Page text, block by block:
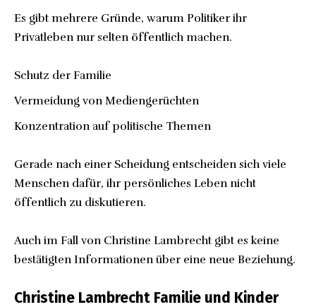
Es gibt mehrere Gründe, warum Politiker ihr
Privatleben nur selten öffentlich machen.
Schutz der Familie
Vermeidung von Mediengerüchten
Konzentration auf politische Themen
Gerade nach einer Scheidung entscheiden sich viele
Menschen dafür, ihr persönliches Leben nicht
öffentlich zu diskutieren.
Auch im Fall von Christine Lambrecht gibt es keine
bestätigten Informationen über eine neue Beziehung.
Christine Lambrecht Familie und Kinder